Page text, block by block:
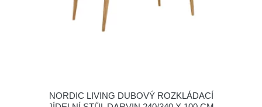
NORDIC LIVING DUBOVÝ ROZKLÁDACÍ